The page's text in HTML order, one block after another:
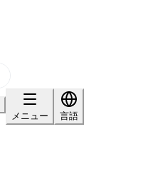
メニュー
言語